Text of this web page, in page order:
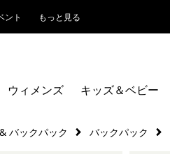
ント もっと見る
ウィメンズ キッズ＆ベビー
バックパック バックパック